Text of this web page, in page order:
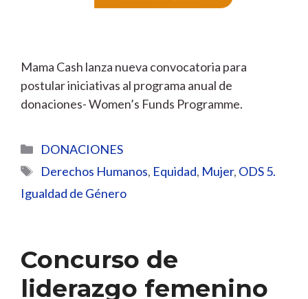
Mama Cash lanza nueva convocatoria para
postular iniciativas al programa anual de
donaciones- Women’s Funds Programme.
Categorías
DONACIONES
Etiquetas
Derechos Humanos, Equidad, Mujer, ODS 5.
Igualdad de Género
Concurso de
liderazgo femenino